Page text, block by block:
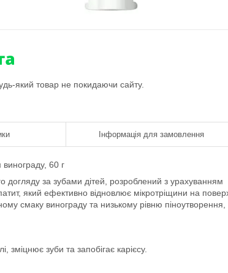
який товар не покидаючи сайту.
Інформація для замовлення
60 г
догляду за зубами дітей, розроблений з урахуванням
який ефективно відновлює мікротріщини на
смаку винограду та низькому рівню піноутворення,
зуби та запобігає карієсу.